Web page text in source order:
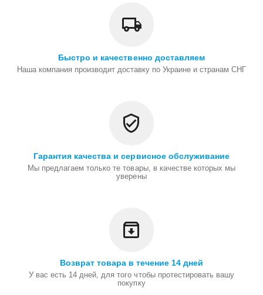
Быстро и качественно доставляем
Наша компания производит доставку по Украине и странам СНГ
Гарантия качества и сервисное обслуживание
Мы предлагаем только те товары, в качестве которых мы
уверены
Возврат товара в течение 14 дней
У вас есть 14 дней, для того чтобы протестировать вашу
покупку